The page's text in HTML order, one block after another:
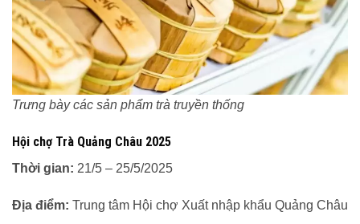
Trưng bày các sản phẩm trà truyền thống
Hội chợ Trà Quảng Châu 2025
Thời gian: 21/5 – 25/5/2025
Địa điểm: Trung tâm Hội chợ Xuất nhập khẩu Quảng Châu